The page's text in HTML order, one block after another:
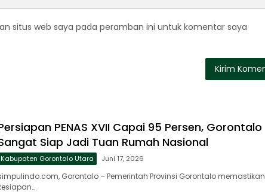
situs web saya pada peramban ini untuk komentar saya
PENAS XVII Capai 95 Persen, Gorontalo
Siap Jadi Tuan Rumah Nasional
Kabupaten Gorontalo Utara Juni 17, 2026
Gorontalo – Pemerintah Provinsi Gorontalo memastikan